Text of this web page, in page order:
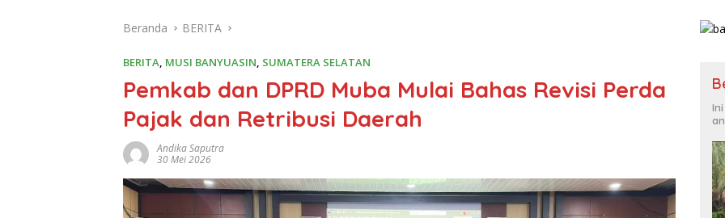
Beranda BERITA
BERITA, MUSI BANYUASIN, SUMATERA SELATAN
Pemkab dan DPRD Muba Mulai Bahas Revisi Perda
Pajak dan Retribusi Daerah
Andika Saputra
30 Mei 2026